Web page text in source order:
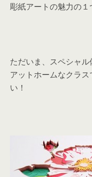
彫紙アートの魅力の１
ただいま、スペシャル
アットホームなクラ
い！